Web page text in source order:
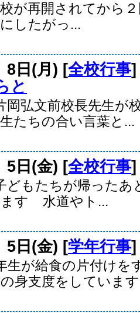
が再開されてから
したがっ...
8日(月) [全校行事
と
岡弘文前校長先生が
たちの合い言葉と...
5日(金) [全校行事
どもたちが帰ったあ
す 水道やト...
5日(金) [学年行事
生が給食の片付けを
身支度をしていま